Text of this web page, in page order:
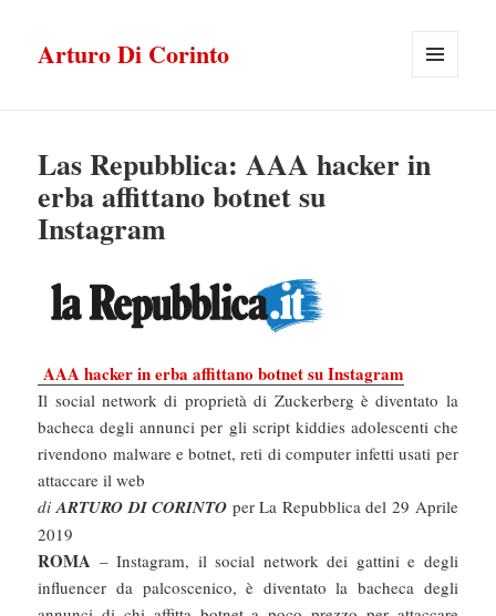
Arturo Di Corinto
Las Repubblica: AAA hacker in
erba affittano botnet su
Instagram
AAA hacker in erba affittano botnet su Instagram
Il social network di proprietà di Zuckerberg è diventato la
bacheca degli annunci per gli script kiddies adolescenti che
rivendono malware e botnet, reti di computer infetti usati per
attaccare il web
diARTURO DI CORINTO per La Repubblica del 29 Aprile
2019
ROMA – Instagram, il social network dei gattini e degli
influencer da palcoscenico, è diventato la bacheca degli